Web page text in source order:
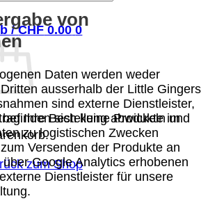
/CHF0.00 0
befinden sich keine Produkte im
zum Shop
von
Daten werden weder
ausserhalb der Little Gingers
sind externe Dienstleister,
Ihre Bestellung abwickeln und
zu logistischen Zwecken
Versenden der Produkte an
Google Analytics erhobenen
Dienstleister für unsere